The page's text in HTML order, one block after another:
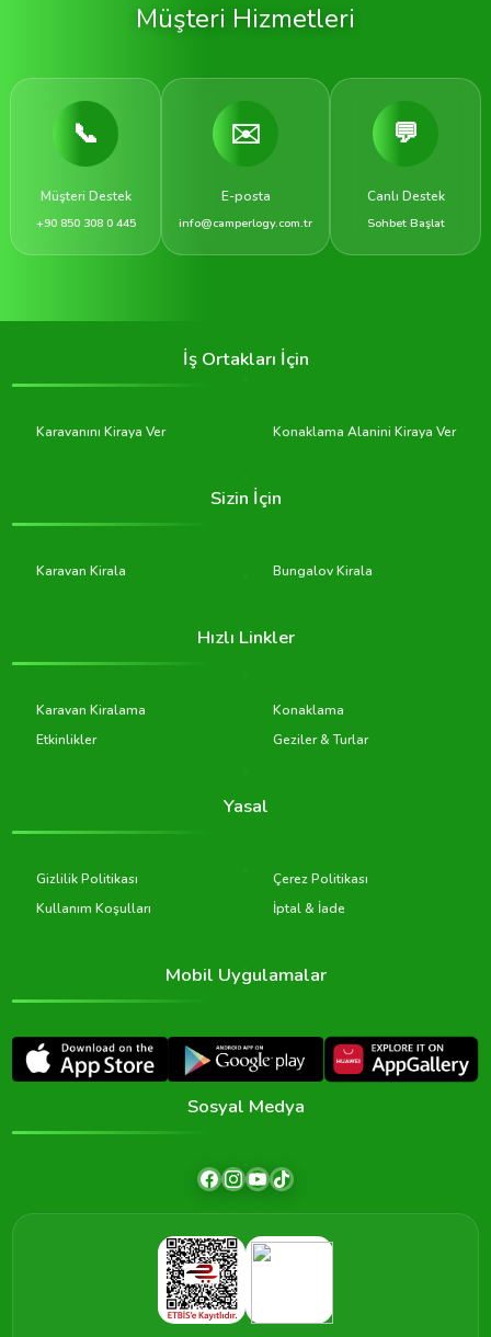
Müşteri Hizmetleri
📞
Müşteri Destek
+90 850 308 0 445
✉️
E-posta
info@camperlogy.com.tr
💬
Canlı Destek
Sohbet Başlat
İş Ortakları İçin
Karavanını Kiraya Ver Konaklama Alanini Kiraya Ver
Sizin İçin
Karavan Kirala Bungalov Kirala
Hızlı Linkler
Karavan Kiralama
Konaklama
Etkinlikler
Geziler & Turlar
Yasal
Gizlilik Politikası
Çerez Politikası
Kullanım Koşulları
İptal & İade
Mobil Uygulamalar
Sosyal Medya